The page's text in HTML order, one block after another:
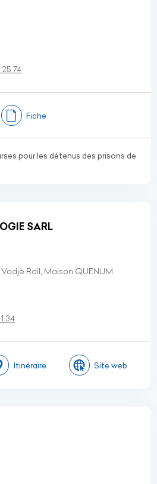
25 74
Fiche
pour les détenus des prisons de
SARL
Vodjè Rail, Maison QUENUM
34
Itinéraire Site web